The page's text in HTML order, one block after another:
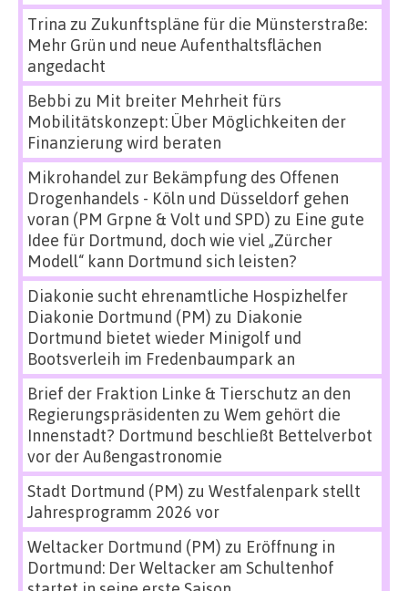
Trina zu Zukunftspläne für die Münsterstraße:
Mehr Grün und neue Aufenthaltsflächen
angedacht
Bebbi zu Mit breiter Mehrheit fürs
Mobilitätskonzept: Über Möglichkeiten der
Finanzierung wird beraten
Mikrohandel zur Bekämpfung des Offenen
Drogenhandels - Köln und Düsseldorf gehen
voran (PM Grpne & Volt und SPD) zu Eine gute
Idee für Dortmund, doch wie viel „Zürcher
Modell“ kann Dortmund sich leisten?
Diakonie sucht ehrenamtliche Hospizhelfer
Diakonie Dortmund (PM) zu Diakonie
Dortmund bietet wieder Minigolf und
Bootsverleih im Fredenbaumpark an
Brief der Fraktion Linke & Tierschutz an den
Regierungspräsidenten zu Wem gehört die
Innenstadt? Dortmund beschließt Bettelverbot
vor der Außengastronomie
Stadt Dortmund (PM) zu Westfalenpark stellt
Jahresprogramm 2026 vor
Weltacker Dortmund (PM) zu Eröffnung in
Dortmund: Der Weltacker am Schultenhof